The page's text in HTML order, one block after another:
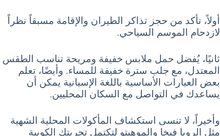
أولاً، تأكد من حجز تذاكر الطيران والإقامة مسبقاً نظراً
لازدحام الموسم السياحي.
ثانيًا، يُفضل حمل ملابس خفيفة ومريحة تناسب الطقس
المعتدل، مع جلب سترة خفيفة للمساء. وأيضًا، تعلم
بعض العبارات الأساسية باللغة الإسبانية يمكن أن
يساعدك في التواصل مع السكان المحليين.
وأخيراً، لا تنسى استكشاف المأكولات المحلية الشهية
مثل الروبا فيخا والموهيتو لتكتمل تجربتك الكوبية